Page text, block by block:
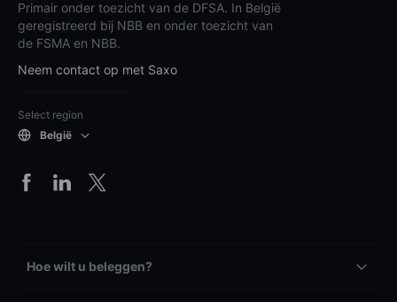
Primair onder toezicht van de DFSA. In België
geregistreerd bij NBB en onder toezicht van
de FSMA en NBB.
Neem contact op met Saxo
Select region
België
Hoe wilt u beleggen?